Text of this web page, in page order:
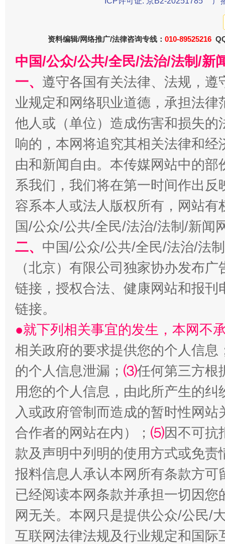
习近平的博鳌关键词
“刷贴”乱象丛生
生
揭批美国五大"原罪" "炒
解纷+调解+退费，一次搞定
资料编辑/网络推广/法律咨询专线： 010-89525216
中国/公众/公共/全民/法治/法制/新
一、 遵守各国有关法律、法规，
业规定和网络职业道德，承担法
他人或（单位）造成伤害和损失
响的，本网将追究其相关法律和
由和新闻自由。本传媒网站中的
系我们，我们将在第一时间作出
容系本人或法人版权所有，网站
国/公众/公共/全民/法治/法制/新闻
二、 中国/公众/公共/全民/法治/法
（北京）有限公司独家协办发布
链接，授权合法、健康网站和报
链接。
●就下列相关事宜的发生，本网不
相关政府的要求提供您的个人信息
的个人信息泄漏； ⑶任何第三方根
用您的个人信息，由此所产生的纠
入或政府管制而造成的暂时性网
合作者的网站在内）； ⑸因不可抗
款及声明中列明的使用方式或免责
报料信息人承认本网所有条款方
已经阅读本网条款并承担一切因
网无关。本网只是提供公众/公民/
互联网法律法规及行业规定和国